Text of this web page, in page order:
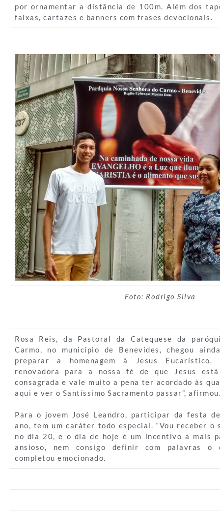
por ornamentar a distância de 100m. Além dos
faixas, cartazes e banners com frases devocionais.
Foto: Rodrigo Silva
Rosa Reis, da Pastoral da Catequese da
Carmo, no município de Benevides, chegou
preparar a homenagem à Jesus Eucarístico.
renovadora para a nossa fé de que Jesus
consagrada e vale muito a pena ter acordado às
aqui e ver o Santíssimo Sacramento passar”,
Para o jovem José Leandro, participar da festa
ano, tem um caráter todo especial. “Vou receber o
no dia 20, e o dia de hoje é um incentivo a mais
ansioso, nem consigo definir com palavras o
completou emocionado.